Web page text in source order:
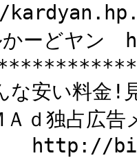
かーど
料金!見
広告メ